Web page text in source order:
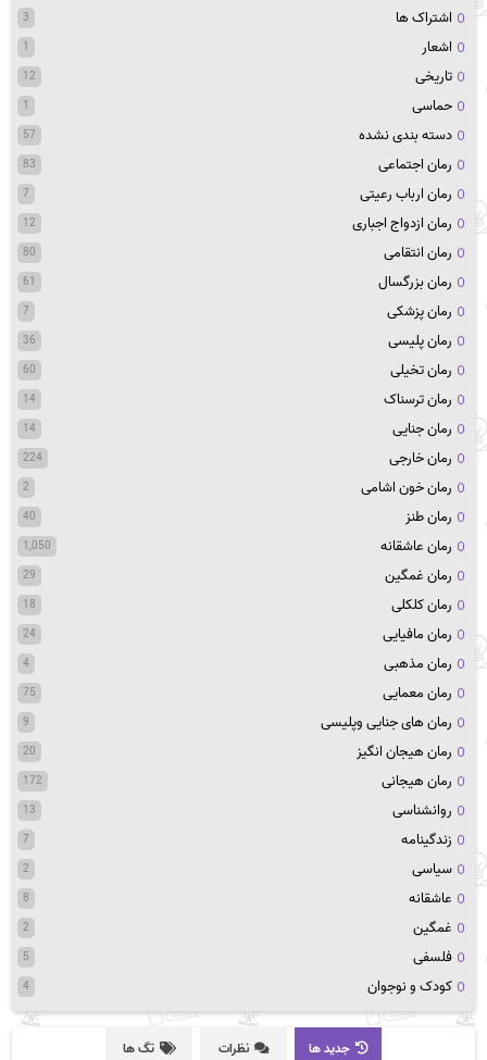
اشتراک ها
3
اشعار 1
تاریخی 12
حماسی 1
دسته بندی نشده 57
رمان اجتماعی 83
رمان ارباب رعیتی 7
رمان ازدواج اجباری 12
رمان انتقامی 80
رمان بزرگسال 61
رمان پزشکی 7
رمان پلیسی 36
رمان تخیلی 60
رمان ترسناک 14
رمان جنایی 14
رمان خارجی 224
رمان خون اشامی 2
رمان طنز 40
رمان عاشقانه 1,050
رمان غمگین 29
رمان کلکلی 18
رمان مافیایی 24
رمان مذهبی 4
رمان معمایی 75
رمان های جنایی وپلیسی 9
رمان هیجان انگیز 20
رمان هیجانی 172
روانشناسی 13
زندگینامه 7
سیاسی 2
عاشقانه 8
غمگین 2
فلسفی 5
کودک و نوجوان 4
جدید ها نظرات تگ ها